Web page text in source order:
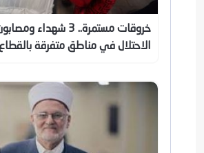
خروقات مستمرة.. 3 شهداء
الاحتلال في مناطق متفرقة